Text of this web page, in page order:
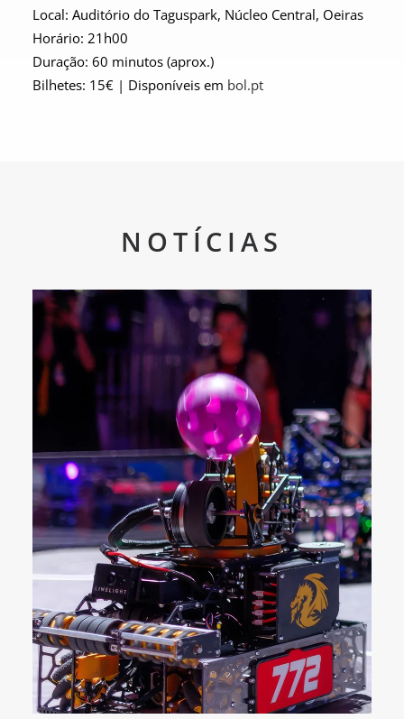
Local: Auditório do Taguspark, Núcleo Central, Oeiras
Horário: 21h00
Duração: 60 minutos (aprox.)
Bilhetes: 15€ | Disponíveis em bol.pt
NOTÍCIAS